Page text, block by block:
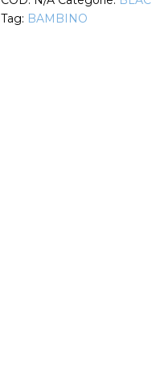
quantità
Tag: BAMBINO